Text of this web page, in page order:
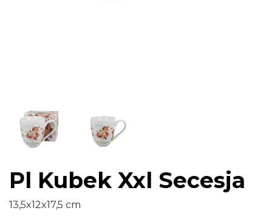
Pl Kubek Xxl Secesja
13,5x12x17,5 cm